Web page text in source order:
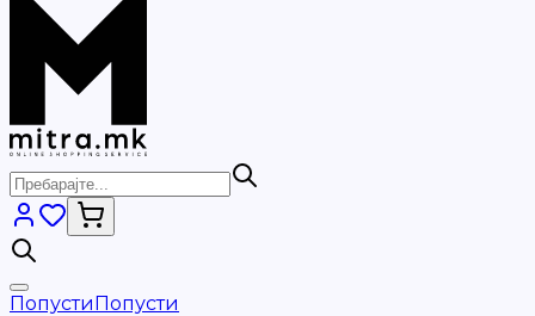
ПопустиПопусти